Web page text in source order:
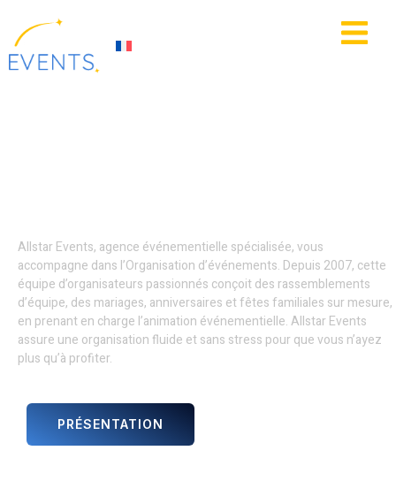
principal
Allstar Events, agence événementielle spécialisée, vous
accompagne dans l’Organisation d’événements. Depuis 2007, cette
équipe d’organisateurs passionnés conçoit des rassemblements
d’équipe, des mariages, anniversaires et fêtes familiales sur mesure,
en prenant en charge l’animation événementielle. Allstar Events
assure une organisation fluide et sans stress pour que vous n’ayez
plus qu’à profiter.
PRÉSENTATION